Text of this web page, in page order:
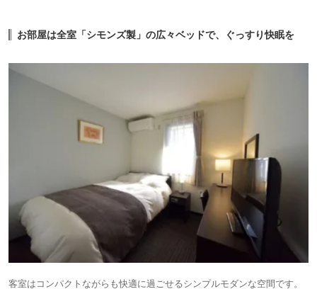
お部屋は全室「シモンズ製」の広々ベッドで、ぐっすり快眠を
客室はコンパクトながらも快適に過ごせるシンプルモダンな空間です。